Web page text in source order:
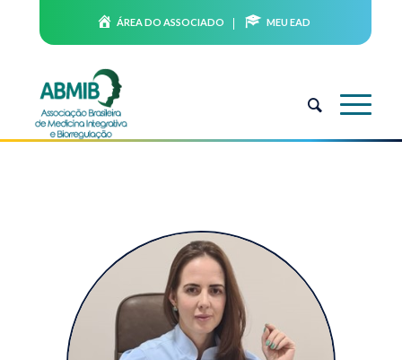
ÁREA DO ASSOCIADO MEU EAD